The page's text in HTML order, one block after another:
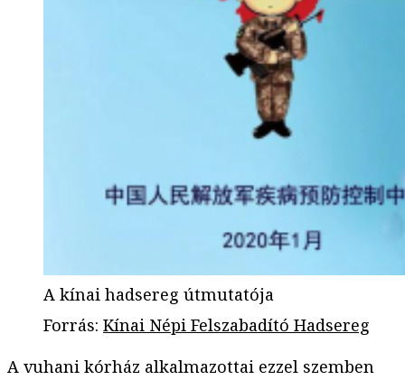
A kínai hadsereg útmutatója
Forrás: Kínai Népi Felszabadító Hadsereg
A vuhani kórház alkalmazottai ezzel szemben